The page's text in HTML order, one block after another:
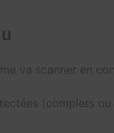
va scanner en
(complets